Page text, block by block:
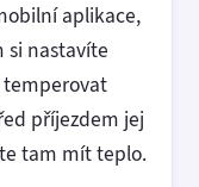
aplikace,
nastavíte
příjezdem jej
tam mít teplo.